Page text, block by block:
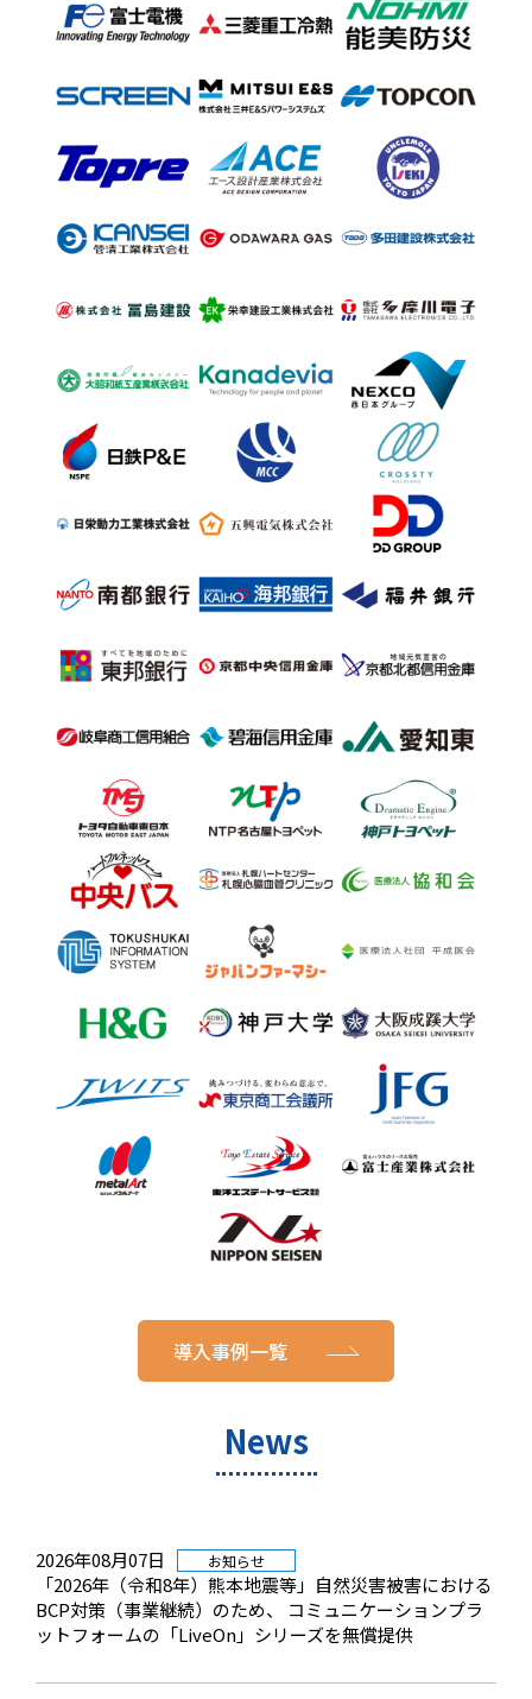
導入事例一覧
News
2026年08月07日 お知らせ
「2026年（令和8年）熊本地震等」自然災害被害における
BCP対策（事業継続）のため、 コミュニケーションプラ
ットフォームの「LiveOn」シリーズを無償提供